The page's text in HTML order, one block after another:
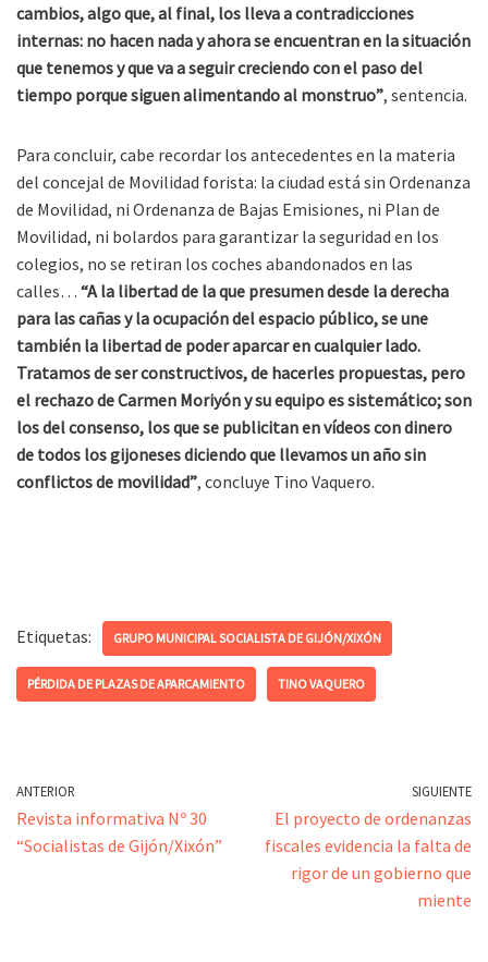
cambios, algo que, al final, los lleva a contradicciones
internas: no hacen nada y ahora se encuentran en la situación
que tenemos y que va a seguir creciendo con el paso del
tiempo porque siguen alimentando al monstruo”, sentencia.
Para concluir, cabe recordar los antecedentes en la materia
del concejal de Movilidad forista: la ciudad está sin Ordenanza
de Movilidad, ni Ordenanza de Bajas Emisiones, ni Plan de
Movilidad, ni bolardos para garantizar la seguridad en los
colegios, no se retiran los coches abandonados en las
calles… “A la libertad de la que presumen desde la derecha
para las cañas y la ocupación del espacio público, se une
también la libertad de poder aparcar en cualquier lado.
Tratamos de ser constructivos, de hacerles propuestas, pero
el rechazo de Carmen Moriyón y su equipo es sistemático; son
los del consenso, los que se publicitan en vídeos con dinero
de todos los gijoneses diciendo que llevamos un año sin
conflictos de movilidad”, concluye Tino Vaquero.
Etiquetas: GRUPO MUNICIPAL SOCIALISTA DE GIJÓN/XIXÓN
PÉRDIDA DE PLAZAS DE APARCAMIENTO TINO VAQUERO
ANTERIOR
Revista informativa Nº 30
“Socialistas de Gijón/Xixón”
SIGUIENTE
El proyecto de ordenanzas
fiscales evidencia la falta de
rigor de un gobierno que
miente